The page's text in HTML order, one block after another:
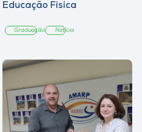
Educação Física
Graduação Notícia